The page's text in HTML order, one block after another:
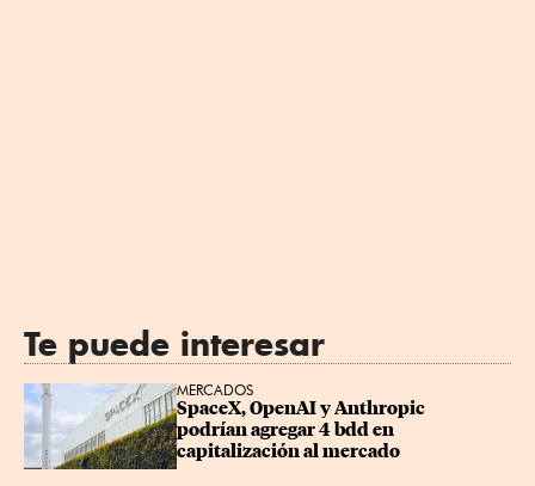
Te puede interesar
MERCADOS
SpaceX, OpenAI y Anthropic
podrían agregar 4 bdd en
capitalización al mercado